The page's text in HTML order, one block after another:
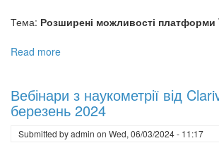
Science
Тема: Розширені можливості платформи
Read more
Essential
:
Розширені
Вебінари з наукометрії від
березень 2024
Submitted byadmin on Wed, 06/03/2024 - 11:17